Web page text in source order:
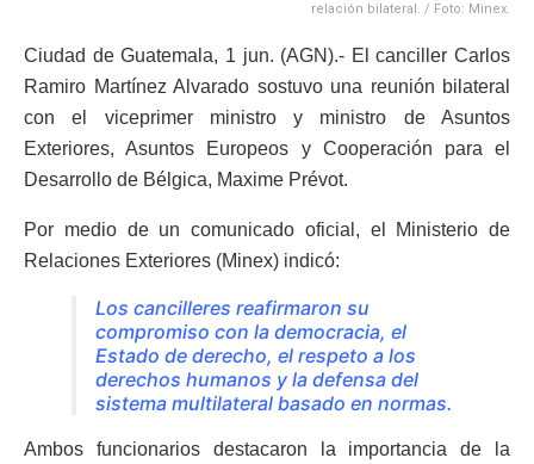
relación bilateral. / Foto: Minex.
Ciudad de Guatemala, 1 jun. (AGN).- El canciller Carlos
Ramiro Martínez Alvarado sostuvo una reunión bilateral
con el viceprimer ministro y ministro de Asuntos
Exteriores, Asuntos Europeos y Cooperación para el
Desarrollo de Bélgica, Maxime Prévot.
Por medio de un comunicado oficial, el Ministerio de
Relaciones Exteriores (Minex) indicó:
Los cancilleres reafirmaron su
compromiso con la democracia, el
Estado de derecho, el respeto a los
derechos humanos y la defensa del
sistema multilateral basado en normas.
Ambos funcionarios destacaron la importancia de la